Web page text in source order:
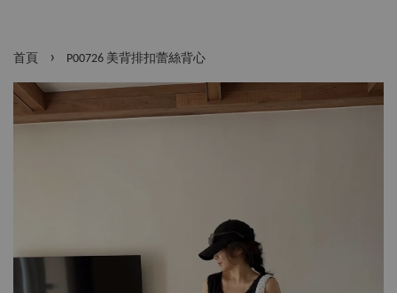
首頁 › P00726 美背排扣蕾絲背心